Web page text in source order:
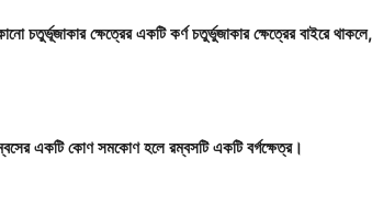
চতুর্ভূজাকার ক্ষেত্রের একটি কর্ণ চতুর্ভুজাকার ক্ষেত্রের বাইরে থাকলে,
একটি কোণ সমকোণ হলে রম্বসটি একটি বর্গক্ষেত্র।